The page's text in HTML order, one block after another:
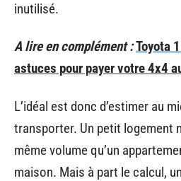
inutilisé.
A lire en complément :Toyota
astuces pour payer votre 4x4
L’idéal est donc d’estimer au
transporter. Un petit logement
même volume qu’un
maison. Mais à part le calcul,